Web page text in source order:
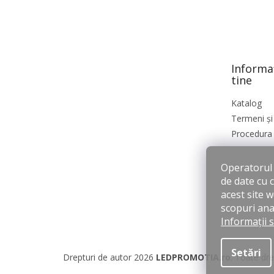
Operatorul
de date cu
acest site
scopuri
Informații
Setări
tine
Katalog
Termeni
Drepturi de autor 2026 LEDPROMOTIA.ro . Toate